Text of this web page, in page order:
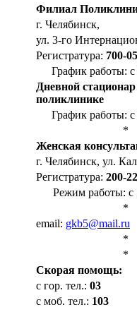
Филиал
г. Челябинск,
ул. 3-го
Регистратура: 700-
График работы:
Дневной
поликлинике
График работы:
*
Женская
г. Челябинск, ул.
Регистратура: 200-
Режим работы: с
*
email: gkb5@mail.ru
*
*
Cкорая помощь:
с гор. тел.: 03
с моб. тел.: 103